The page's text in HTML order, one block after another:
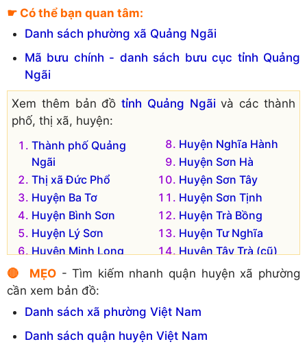
Xã Bình Dương
Xã Bình Hải
Xã Bình Hiệp
Xã Bình Hòa
Xã Bình Khương
Xã Bình Thuận
Xã Bình Trị
Xã Bình Trung
Đơn vị hành chính cũ hiện không còn tồn tại là:
Xã Bình Phú
Xã Bình Tân
Xã Bình Thanh Đông
Xã Bình Thới
☛ Có thể bạn quan tâm:
Danh sách phường xã Quảng Ngãi
Mã bưu chính - danh sách bưu cục tỉnh Quảng
Ngãi
Xem thêm bản đồtỉnh Quảng Ngãivà các thành
phố, thị xã, huyện:
Thành phố Quảng
Ngãi
Thị xã Đức Phổ
Huyện Ba Tơ
Huyện Bình Sơn
Huyện Lý Sơn
Huyện Minh Long
Huyện Mộ Đức
Huyện Nghĩa Hành
Huyện Sơn Hà
Huyện Sơn Tây
Huyện Sơn Tịnh
Huyện Trà Bồng
Huyện Tư Nghĩa
Huyện Tây Trà (cũ)
🔴 MẸO- Tìm kiếm nhanh quận huyện xã phường
cần xem bản đồ:
Danh sách xã phường Việt Nam
Danh sách quận huyện Việt Nam